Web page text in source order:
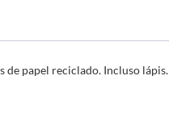
de papel reciclado. Incluso lápis.